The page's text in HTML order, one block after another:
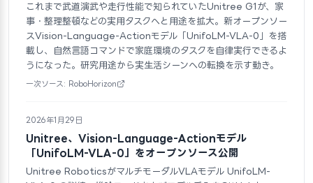
これまで武道演武や走行性能で知られていたUnitree G1が、家
事・整理整頓などの実用タスクへと用途を拡大。新オープンソー
スVision-Language-Actionモデル「UnifoLM-VLA-0」を搭
載し、自然言語コマンドで家庭環境のタスクを自律実行できるよ
うになった。研究用途から実生活シーンへの転換を示す動き。
一次ソース: RoboHorizon
2026年1月29日
Unitree、Vision-Language-Actionモデル
「UnifoLM-VLA-0」をオープンソース公開
Unitree RoboticsがマルチモーダルVLAモデル UnifoLM-